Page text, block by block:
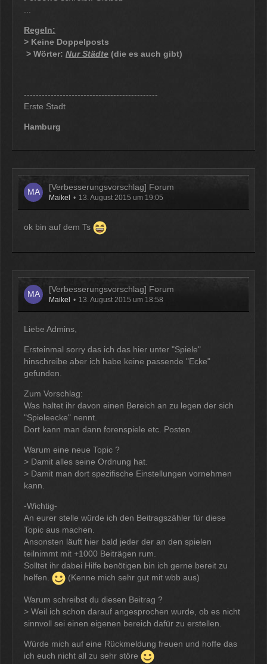
Regeln:
> Keine Doppelposts
> Wörter: Nur Städte (die es auch gibt)
---------------------------------------------
Erste Stadt
Hamburg
[Verbesserungsvorschlag] Forum
Maikel 13. August 2015 um 19:05
ok bin auf dem Ts
[Verbesserungsvorschlag] Forum
Maikel 13. August 2015 um 18:58
Liebe Admins,
Ersteinmal sorry das ich das hier unter "Spiele"
hinschreibe aber ich habe keine passende "Ecke"
gefunden.
Zum Vorschlag:
Was haltet ihr davon einen Bereich an zu legen der sich
"Spieleecke" nennt.
Dort kann man dann forenspiele etc. Posten.
Warum eine neue Topic ?
> Damit alles seine Ordnung hat.
> Damit man dort spezifische Einstellungen vornehmen
kann.
-Wichtig-
An eurer stelle würde ich den Beitragszähler für diese
Topic aus machen.
Ansonsten läuft hier bald jeder der an den spielen
teilnimmt mit +1000 Beiträgen rum.
Solltet ihr dabei Hilfe benötigen bin ich gerne bereit zu
helfen.
(Kenne mich sehr gut mit wbb aus)
Warum schreibst du diesen Beitrag ?
> Weil ich schon darauf angesprochen wurde, ob es nicht
sinnvoll sei einen eigenen bereich dafür zu erstellen.
Würde mich auf eine Rückmeldung freuen und hoffe das
ich euch nicht all zu sehr störe